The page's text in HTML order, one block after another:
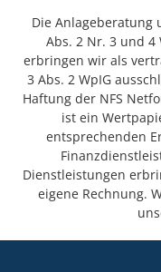
Die Anlageberatung
Abs. 2 Nr. 3 und 4
erbringen wir als
3 Abs. 2 WpIG
Haftung der NFS
ist ein
entsprechenden
Dienstleistungen
eigene Rechnung.